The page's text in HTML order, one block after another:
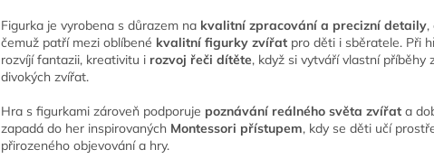
Figurka je vyrobena s důrazem na kvalitní zpracování a precizní detaily,
čemuž patří mezi oblíbené kvalitní figurky zvířat pro děti i sběratele. Při
rozvíjí fantazii, kreativitu i rozvoj řeči dítěte, když si vytváří vlastní příběhy
divokých zvířat.
Hra s figurkami zároveň podporuje poznávání reálného světa zvířat a
zapadá do her inspirovaných Montessori přístupem, kdy se děti učí
přirozeného objevování a hry.